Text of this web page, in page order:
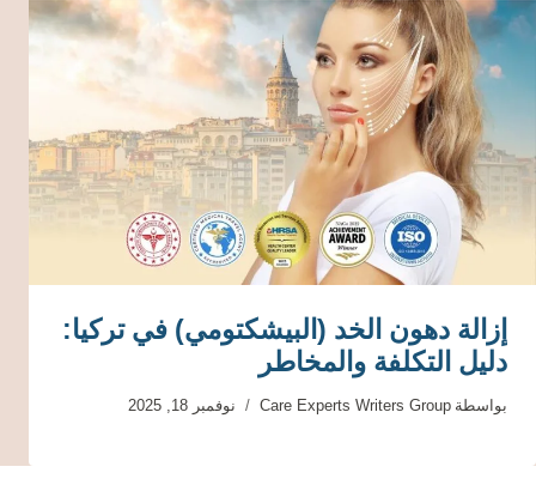
إزالة دهون الخد (البيشكتومي) في تركيا:
دليل التكلفة والمخاطر
بواسطة Care Experts Writers Group نوفمبر 18, 2025